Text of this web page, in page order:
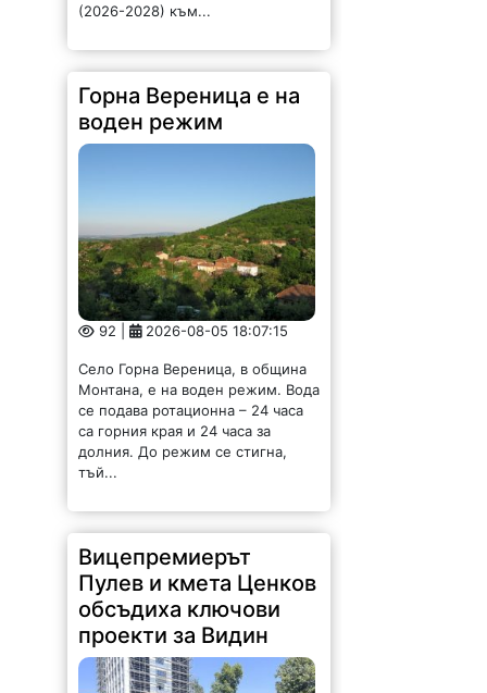
(2026-2028) към...
Горна Вереница е на
воден режим
92 | 2026-08-05 18:07:15
Село Горна Вереница, в община
Монтана, е на воден режим. Вода
се подава ротационна – 24 часа
са горния края и 24 часа за
долния. До режим се стигна,
тъй...
Вицепремиерът
Пулев и кмета Ценков
обсъдиха ключови
проекти за Видин